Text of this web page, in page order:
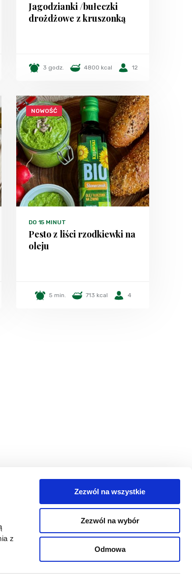
z
Zezwól na wszystkie
Zezwól na wybór
Odmowa
Jagodzianki /bułeczki
drożdżowe z kruszonką
3 godz. 4800 kcal 12
NOWOŚĆ
DO 15 MINUT
Pesto z liści rzodkiewki na
oleju
5 min. 713 kcal 4